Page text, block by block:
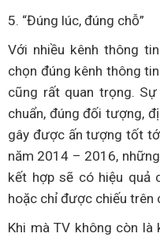
5. “Đúng lúc, đúng chỗ”
Với nhiều kênh thông
chọn đúng kênh thông
cũng rất quan trọng.
chuẩn, đúng đối tượng,
gây được ấn tượng tốt
năm 2014 – 2016,
kết hợp sẽ có hiệu quả
hoặc chỉ được chiếu trên
Khi mà TV không còn là